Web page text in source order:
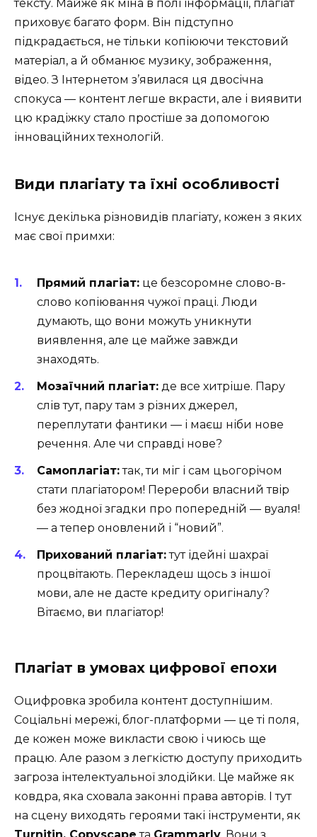
тексту. Майже як міна в полі інформації, плагіат
приховує багато форм. Він підступно
підкрадається, не тільки копіюючи текстовий
матеріал, а й обманює музику, зображення,
відео. З Інтернетом з’явилася ця двосічна
спокуса — контент легше вкрасти, але і виявити
цю крадіжку стало простіше за допомогою
інноваційних технологій.
Види плагіату та їхні особливості
Існує декілька різновидів плагіату, кожен з яких
має свої примхи:
Прямий плагіат: це безсоромне слово-в-
слово копіювання чужої праці. Люди
думають, що вони можуть уникнути
виявлення, але це майже завжди
знаходять.
Мозаїчний плагіат: де все хитріше. Пару
слів тут, пару там з різних джерел,
переплутати фантики — і маєш ніби нове
речення. Але чи справді нове?
Самоплагіат:так, ти міг і сам цьогорічом
стати плагіатором! Перероби власний твір
без жодної згадки про попередній — вуаля!
— а тепер оновлений і “новий”.
Прихований плагіат:тут ідейні шахраї
процвітають. Перекладеш щось з іншої
мови, але не дасте кредиту оригіналу?
Вітаємо, ви плагіатор!
Плагіат в умовах цифрової епохи
Оцифровка зробила контент доступнішим.
Соціальні мережі, блог-платформи — це ті поля,
де кожен може викласти свою і чиюсь ще
працю. Але разом з легкістю доступу приходить
загроза інтелектуальної злодійки. Це майже як
ковдра, яка сховала законні права авторів. І тут
на сцену виходять героями такі інструменти, як
Turnitin, Copyscape та Grammarly . Вони з